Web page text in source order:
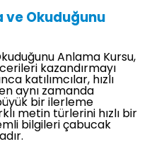
ve Okuduğunu
Anlama Kursu,
kazandırmayı
katılımcılar, hızlı
aynı zamanda
bir ilerleme
metin türlerini hızlı bir
bilgileri çabucak